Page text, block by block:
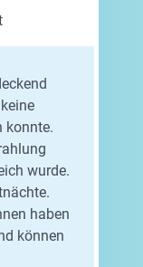
konnte.
wurde.
haben
können